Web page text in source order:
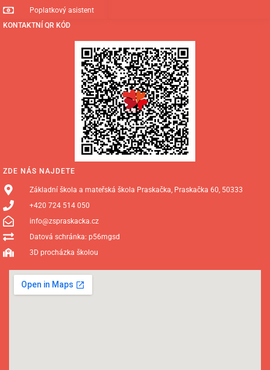
ZDE NÁS NAJDETE
Základní škola a mateřská škola Praskačka, Praskačka 60, 50333
+420 724 514 050
info@zspraskacka.cz
Datová schránka: p56mgsd
3D procházka školou
KONTAKTNÍ QR KÓD
Poplatkový asistent